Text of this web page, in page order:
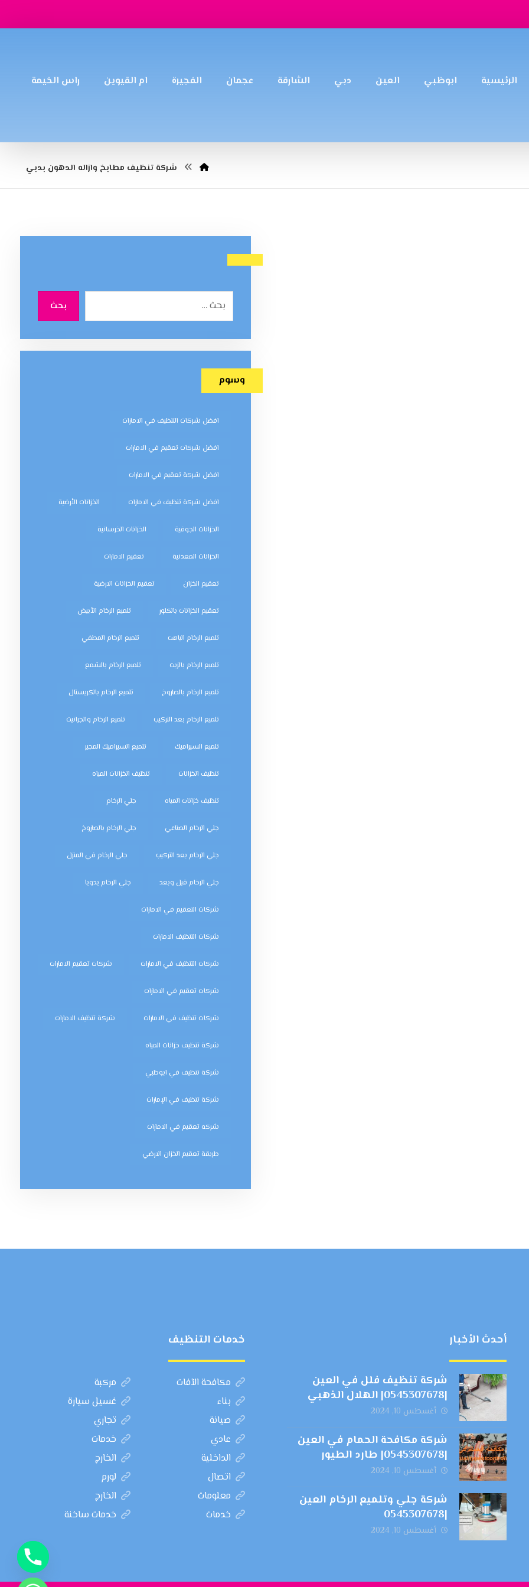
الرئيسية ابوظبي العين دبي الشارقة عجمان الفجيرة ام القيوين راس الخيمة
شركة تنظيف مطابخ وازاله الدهون بدبي
بحث
وسوم
افضل شركات التنظيف في الامارات
افضل شركات تعقيم في الامارات
افضل شركة تعقيم في الامارات
افضل شركة تنظيف في الامارات الخزانات الأرضية
الخزانات الجوفية الخزانات الخرسانية
الخزانات المعدنية تعقيم الامارات
تعقيم الخزان تعقيم الخزانات الارضية
تعقيم الخزانات بالكلور تلميع الرخام الأبيض
تلميع الرخام الباهت تلميع الرخام المطفي
تلميع الرخام بالزيت تلميع الرخام بالشمع
تلميع الرخام بالصاروخ تلميع الرخام بالكريستال
تلميع الرخام بعد التركيب تلميع الرخام والجرانيت
تلميع السيراميك تلميع السيراميك المجير
تنظيف الخزانات تنظيف الخزانات المياه
تنظيف خزانات المياه جلي الرخام
جلي الرخام الصناعي جلي الرخام بالصاروخ
جلي الرخام بعد التركيب جلي الرخام في المنزل
جلي الرخام قبل وبعد جلي الرخام يدويا
شركات التعقيم في الامارات
شركات التنظيف الامارات
شركات التنظيف في الامارات شركات تعقيم الامارات
شركات تعقيم في الامارات
شركات تنظيف في الامارات شركة تنظيف الامارات
شركة تنظيف خزانات المياه
شركة تنظيف في ابوظبي
شركة تنظيف في الإمارات
شركه تعقيم في الامارات
طريقة تعقيم الخزان الارضي
أحدث الأخبار
شركة تنظيف فلل في العين
|0545307678| الهلال الذهبي
أغسطس 10, 2024
شركة مكافحة الحمام في العين
|0545307678| طارد الطيور
أغسطس 10, 2024
شركة جلي وتلميع الرخام العين
|0545307678
أغسطس 10, 2024
خدمات التنظيف
مكافحة الآفات
مركبة
بناء
غسيل سيارة
صيانة
تجاري
عادي
خدمات
الداخلية
الخارج
اتصال
لورم
معلومات
الخارج
خدمات
خدمات ساخنة